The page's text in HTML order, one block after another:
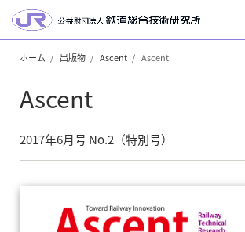
ホーム 出版物 Ascent Ascent
Ascent
2017年6月号 No.2（特別号）